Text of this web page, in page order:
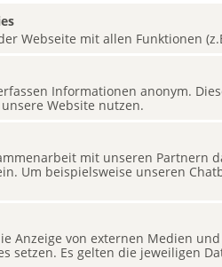
Webseite mit allen Funktionen
Informationen anonym.
Website nutzen.
mit unseren Partnern
Um beispielsweise unseren
Anzeige von externen Medien
setzen. Es gelten die jeweiligen
7